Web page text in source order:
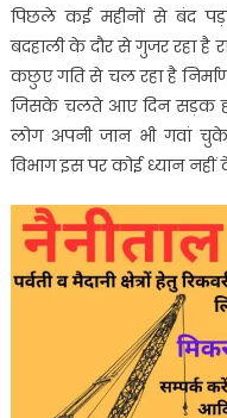
पिछले कई महीनों से बंद पड़ा
बदहाली के दौर से गुजर रहा है
कछुए गति से चल रहा है
जिसके चलते आए दिन सड़क
लोग अपनी जान भी गवां चुके
विभाग इस पर कोई ध्यान नहीं दे